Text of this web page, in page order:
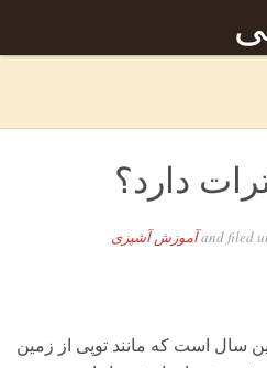
دارد؟
and filedآموزش آشپزی
سال است که مانند توپی از زمین